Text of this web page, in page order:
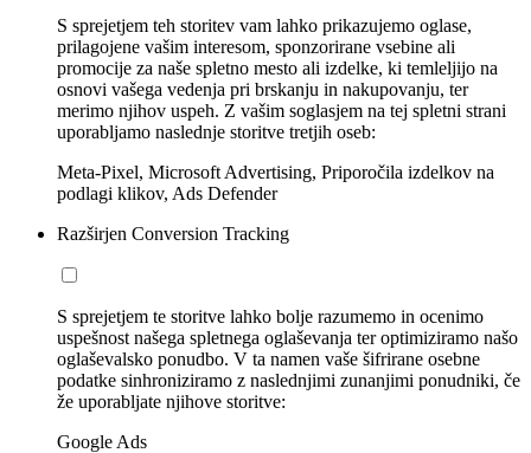
S sprejetjem teh storitev vam lahko prikazujemo oglase,
prilagojene vašim interesom, sponzorirane vsebine ali
promocije za naše spletno mesto ali izdelke, ki temleljijo na
osnovi vašega vedenja pri brskanju in nakupovanju, ter
merimo njihov uspeh. Z vašim soglasjem na tej spletni strani
uporabljamo naslednje storitve tretjih oseb:
Meta-Pixel, Microsoft Advertising, Priporočila izdelkov na
podlagi klikov, Ads Defender
Razširjen Conversion Tracking
S sprejetjem te storitve lahko bolje razumemo in ocenimo
uspešnost našega spletnega oglaševanja ter optimiziramo našo
oglaševalsko ponudbo. V ta namen vaše šifrirane osebne
podatke sinhroniziramo z naslednjimi zunanjimi ponudniki, če
že uporabljate njihove storitve:
Google Ads